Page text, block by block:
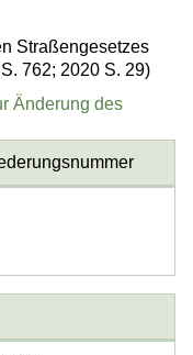
Straßengesetzes
762; 2020 S. 29)
Änderung des